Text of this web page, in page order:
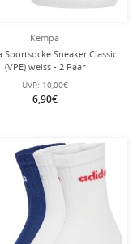
Kempa
Sportsocke Sneaker Classic
(VPE) weiss - 2 Paar
UVP: 10,00€
6,90€